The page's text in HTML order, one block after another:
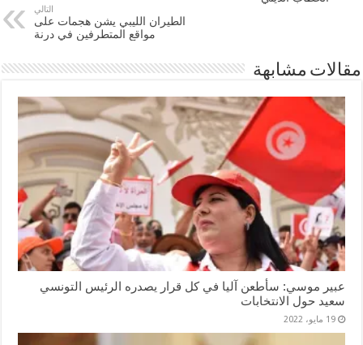
التالي
الطيران الليبي يشن هجمات على
مواقع المتطرفين في درنة
مقالات مشابهة
عبير موسي: سأطعن آليا في كل قرار يصدره الرئيس التونسي
سعيد حول الانتخابات
19 مايو، 2022